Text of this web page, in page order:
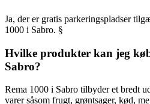
Ja, der er gratis parkeringspladser
1000 i Sabro. §
Hvilke produkter kan jeg
Sabro?
Rema 1000 i Sabro tilbyder et bredt
varer såsom frugt, grøntsager, kød,